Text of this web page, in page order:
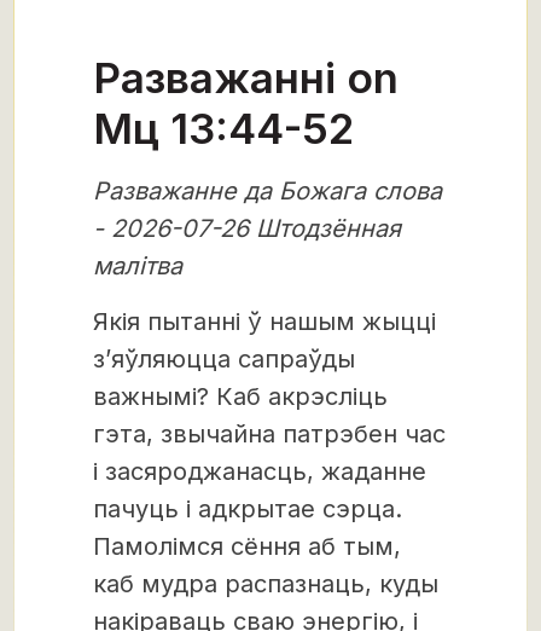
Разважанні on
Мц 13:44-52
Разважанне да Божага слова
- 2026-07-26 Штодзённая
малітва
Якія пытанні ў нашым жыцці
з’яўляюцца сапраўды
важнымі? Каб акрэсліць
гэта, звычайна патрэбен час
і засяроджанасць, жаданне
пачуць і адкрытае сэрца.
Памолімся сёння аб тым,
каб мудра распазнаць, куды
накіраваць сваю энергію, і